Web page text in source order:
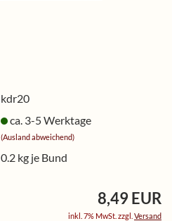
kdr20
ca. 3-5 Werktage
(Ausland abweichend)
0.2 kg je Bund
8,49 EUR
inkl. 7% MwSt. zzgl. Versand